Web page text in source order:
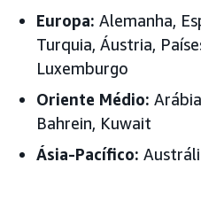
Europa: Alemanha,
Turquia, Áustria,
Luxemburgo
Oriente Médio:
Bahrein, Kuwait
Ásia-Pacífico: